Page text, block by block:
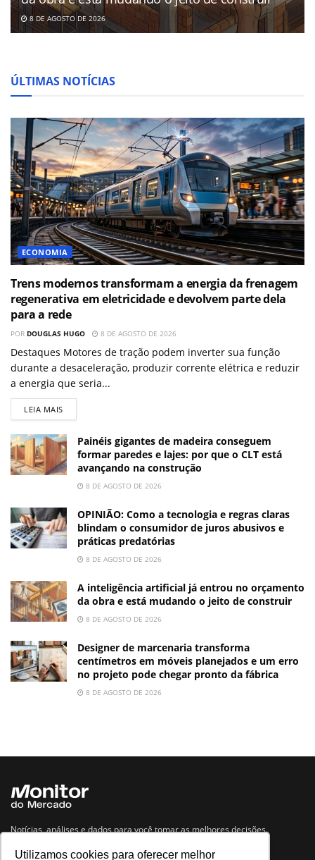
Utilizamos cookies para oferecer melhor
8 DE AGOSTO DE 2026
ÚLTIMAS NOTÍCIAS
ECONOMIA
Trens modernos transformam a energia da frenagem
regenerativa em eletricidade e devolvem parte dela
para a rede
POR DOUGLAS HUGO 8 DE AGOSTO DE 2026
Destaques Motores de tração podem inverter sua função
durante a desaceleração, produzir corrente elétrica e reduzir
a energia que seria...
LEIA MAIS
Painéis gigantes de madeira conseguem
formar paredes e lajes: por que o CLT está
avançando na construção
8 DE AGOSTO DE 2026
OPINIÃO: Como a tecnologia e regras claras
blindam o consumidor de juros abusivos e
práticas predatórias
8 DE AGOSTO DE 2026
A inteligência artificial já entrou no orçamento
da obra e está mudando o jeito de construir
8 DE AGOSTO DE 2026
Designer de marcenaria transforma
centímetros em móveis planejados e um erro
no projeto pode chegar pronto da fábrica
8 DE AGOSTO DE 2026
Notícias, análises e dados para você tomar as melhores decisões.